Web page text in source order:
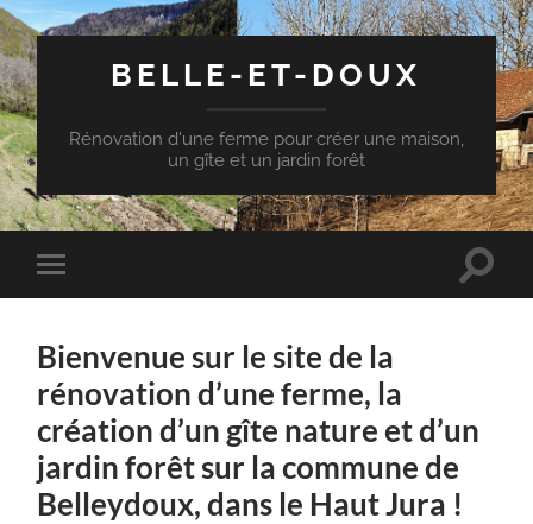
BELLE-ET-DOUX
Rénovation d'une ferme pour créer une maison,
un gîte et un jardin forêt
Toggle
mobile
Toggle
Bienvenue sur le site de la
rénovation d’une ferme, la
création d’un gîte nature et d’un
jardin forêt sur la commune de
Belleydoux, dans le Haut Jura !